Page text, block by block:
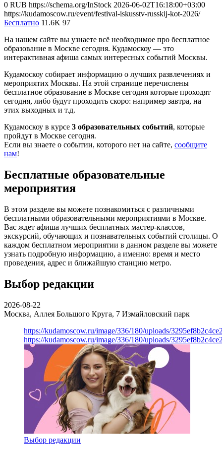
0 RUB https://schema.org/InStock 2026-06-02T16:18:00+03:00
https://kudamoscow.ru/event/festival-iskusstv-russkij-kot-2026/
Бесплатно 11.6K 97
На нашем сайте вы узнаете всё необходимое про бесплатное
образование в Москве сегодня. Кудамоскоу — это
интерактивная афиша самых интересных событий Москвы.
Кудамоскоу собирает информацию о лучших развлечениях и
мероприятих Москвы. На этой странице перечислены
бесплатное образование в Москве сегодня которые проходят
сегодня, либо будут проходить скоро: например завтра, на
этих выходных и т.д.
Кудамоскоу в курсе 3 образовательных событий, которые
пройдут в Москве сегодня.
Если вы знаете о событии, которого нет на сайте, сообщите
нам!
Бесплатные образовательные
мероприятия
В этом разделе вы можете познакомиться с различными
бесплатными образовательными мероприятиями в Москве.
Вас ждет афиша лучших бесплатных мастер-классов,
экскурсий, обучающих и познавательных событий столицы. О
каждом бесплатном мероприятии в данном разделе вы можете
узнать подробную информацию, а именно: время и место
проведения, адрес и ближайшую станцию метро.
Выбор редакции
2026-08-22
Москва, Аллея Большого Круга, 7 Измайловский парк
https://kudamoscow.ru/image/336/180/uploads/
https://kudamoscow.ru/image/336/180/uploads/
Выбор редакции